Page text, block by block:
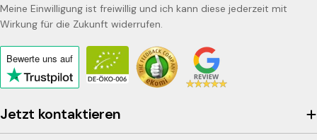
Jetzt kontaktieren
Meine Einwilligung ist freiwillig und ich kann diese jederzeit mit
Wirkung für die Zukunft widerrufen.
Bewerte uns auf
Click
to
view
the